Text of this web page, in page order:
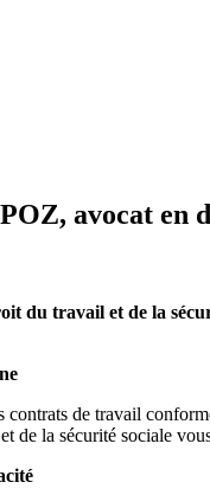
avocat en
du travail et de la
de travail
de la sécurité sociale